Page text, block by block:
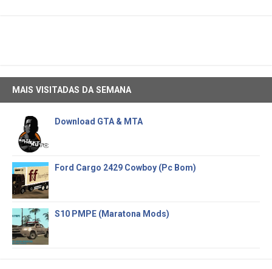
MAIS VISITADAS DA SEMANA
Download GTA & MTA
Ford Cargo 2429 Cowboy (Pc Bom)
S10 PMPE (Maratona Mods)